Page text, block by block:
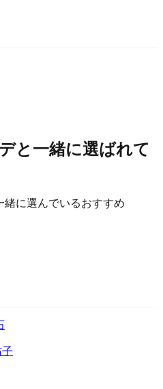
と一緒に選ばれて
緒に選んでいるおすすめ